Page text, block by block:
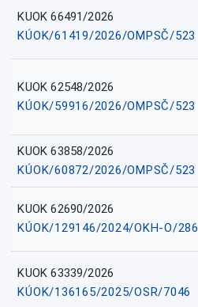
KUOK 66491/2026
KÚOK/61419/2026/OMPSČ/523
KUOK 62548/2026
KÚOK/59916/2026/OMPSČ/523
KUOK 63858/2026
KÚOK/60872/2026/OMPSČ/523
KUOK 62690/2026
KÚOK/129146/2024/OKH-O/286
KUOK 63339/2026
KÚOK/136165/2025/OSR/7046